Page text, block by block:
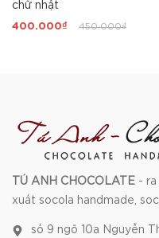
chữ nhật
400.000₫ 450.000₫
TÚ ANH CHOCOLATE - ra
xuất socola handmade,
số 9 ngõ 10a Nguyễn